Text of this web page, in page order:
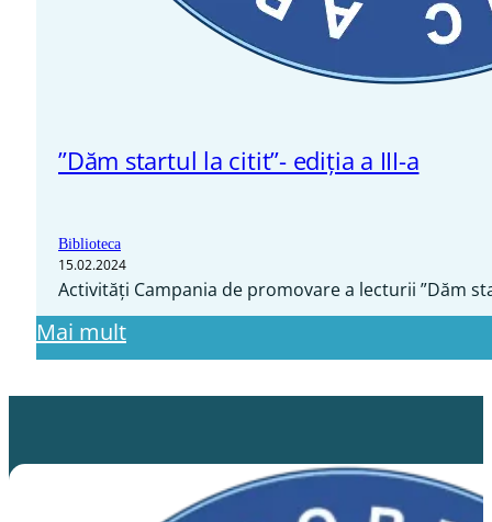
”Dăm startul la citit”- ediția a III-a
Biblioteca
15.02.2024
Activități Campania de promovare a lecturii ”Dăm
Mai mult